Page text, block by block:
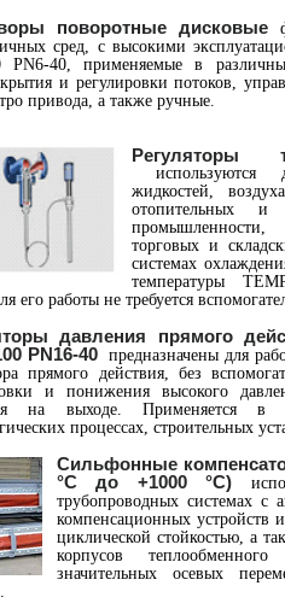
поворотные дисковые
сред, с высокими
PN6-40, применяемые в
и регулировки потоков,
привода, а также ручные.
Регуляторы
используются
жидкостей,
отопительных и
торговых и
системах
температуры
его работы не требуется
давления прямого
PN16-40 предназначены для
прямого действия, без
и понижения высокого
на выходе. Применяется в
процессах, строительных
Сильфонные
°C до +1000 °C)
трубопроводных системах с
компенсационных устройств
циклической стойкостью, а
корпусов
значительных осевых